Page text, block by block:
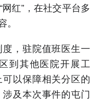
红”，在社交平台多
。
，驻院值班医生一
到其他医院开展工
以保障相关分区的
及本次事件的屯门